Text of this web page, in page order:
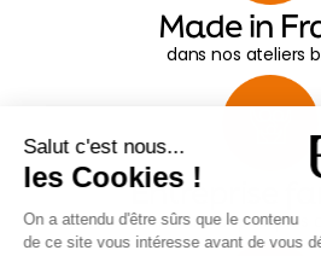
Made in
dans nos ateliers
Entreprise
artisans depuis plus